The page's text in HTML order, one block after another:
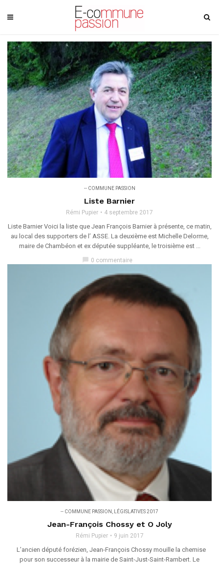
-- COMMUNE PASSION
Liste Barnier
Rémi Pupier 4 septembre 2017
Liste Barnier Voici la liste que Jean François Barnier à présente, ce matin,
au local des supporters de l’ ASSE. La deuxième est Michelle Delorme,
maire de Chambéon et ex députée suppléante, le troisième est ...
0 commentaire
-- COMMUNE PASSION LÉGISLATIVES 2017
Jean-François Chossy et O Joly
Rémi Pupier 9 juin 2017
L’ancien député forézien, Jean-François Chossy mouille la chemise
pour son successeur à la mairie de Saint-Just-Saint-Rambert. Le